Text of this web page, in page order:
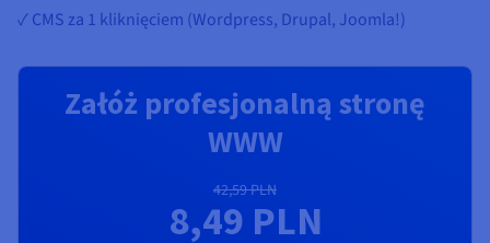
✓ CMS za 1 kliknięciem (Wordpress, Drupal, Joomla!)
Załóż profesjonalną stronę
WWW
42,59 PLN
8,49 PLN